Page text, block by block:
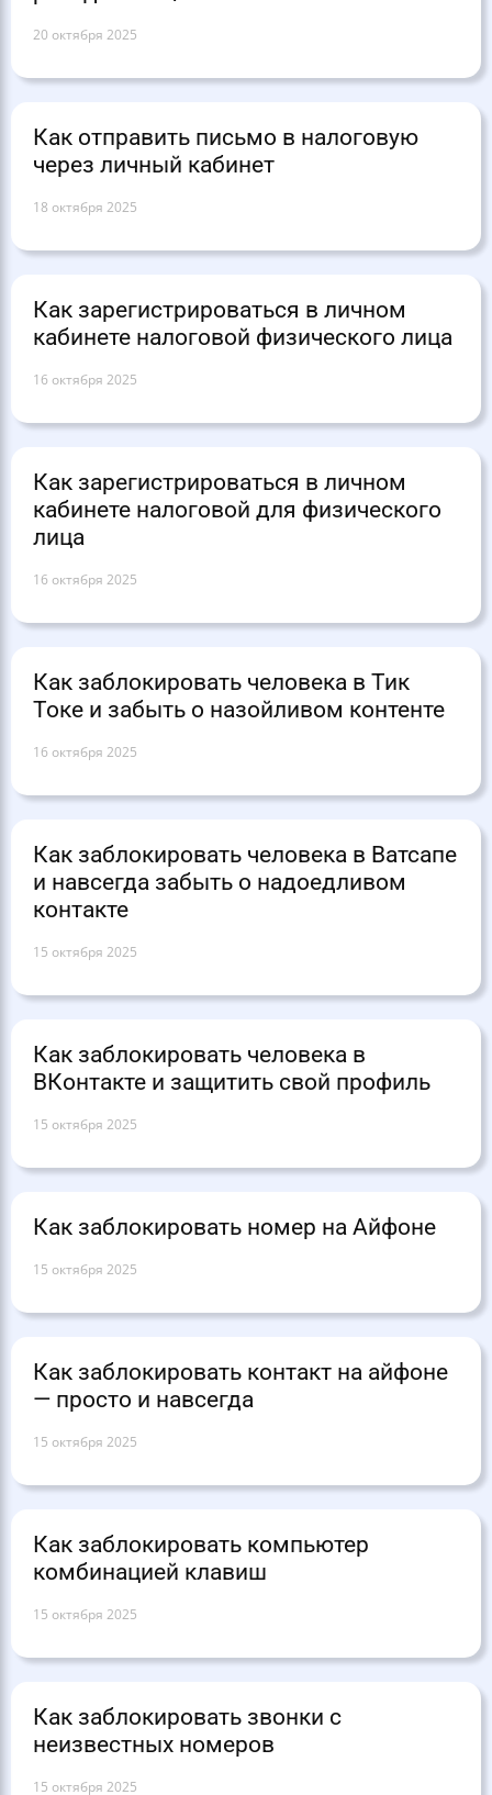
20 октября 2025
Как отправить письмо в налоговую
через личный кабинет
18 октября 2025
Как зарегистрироваться в личном
кабинете налоговой физического лица
16 октября 2025
Как зарегистрироваться в личном
кабинете налоговой для физического
лица
16 октября 2025
Как заблокировать человека в Тик
Токе и забыть о назойливом контенте
16 октября 2025
Как заблокировать человека в Ватсапе
и навсегда забыть о надоедливом
контакте
15 октября 2025
Как заблокировать человека в
ВКонтакте и защитить свой профиль
15 октября 2025
Как заблокировать номер на Айфоне
15 октября 2025
Как заблокировать контакт на айфоне
— просто и навсегда
15 октября 2025
Как заблокировать компьютер
комбинацией клавиш
15 октября 2025
Как заблокировать звонки с
неизвестных номеров
15 октября 2025